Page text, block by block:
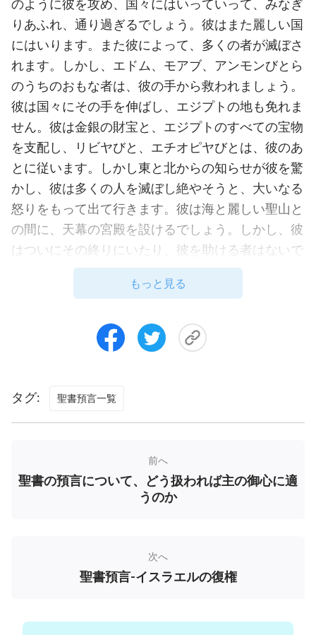
のように彼を攻め、国々にはいっていって、みなぎ
りあふれ、通り過ぎるでしょう。彼はまた麗しい国
にはいります。また彼によって、多くの者が滅ぼさ
れます。しかし、エドム、モアブ、アンモンびとら
のうちのおもな者は、彼の手から救われましょう。
彼は国々にその手を伸ばし、エジプトの地も免れま
せん。彼は金銀の財宝と、エジプトのすべての宝物
を支配し、リビヤびと、エチオピヤびとは、彼のあ
とに従います。しかし東と北からの知らせが彼を驚
かし、彼は多くの人を滅ぼし絶やそうと、大いなる
怒りをもって出て行きます。彼は海と麗しい聖山と
の間に、天幕の宮殿を設けるでしょう。しかし、彼
はついにその終りにいたり、彼を助ける者はないで
通読おすすめ：
救い主はすでに「白い雲」に乗って戻ってきた
なる恐るべき日来たる！
もっと見る
タグ: 聖書預言一覧
前へ
聖書の預言について、どう扱われば主の御心に適
うのか
次へ
聖書預言-イスラエルの復権